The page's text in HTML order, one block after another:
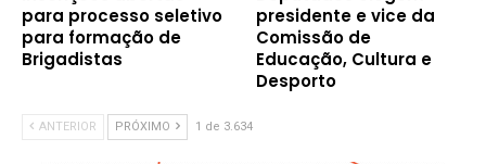
para processo seletivo
para formação de
Brigadistas
presidente e vice da
Comissão de
Educação, Cultura e
Desporto
ANTERIOR PRÓXIMO 1 de 3.634